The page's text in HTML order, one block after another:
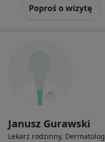
Poproś o wizytę
Janusz Gurawski
Lekarz rodzinny, Dermatolog